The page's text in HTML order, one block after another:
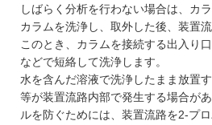
しばらく分析を行わない場合は、カ
カラムを洗浄し、取外した後、装置
このとき、カラムを接続する出入り
などで短絡して洗浄します。
水を含んだ溶液で洗浄したまま放置
等が装置流路内部で発生する場合が
ルを防ぐためには、装置流路を2-プ